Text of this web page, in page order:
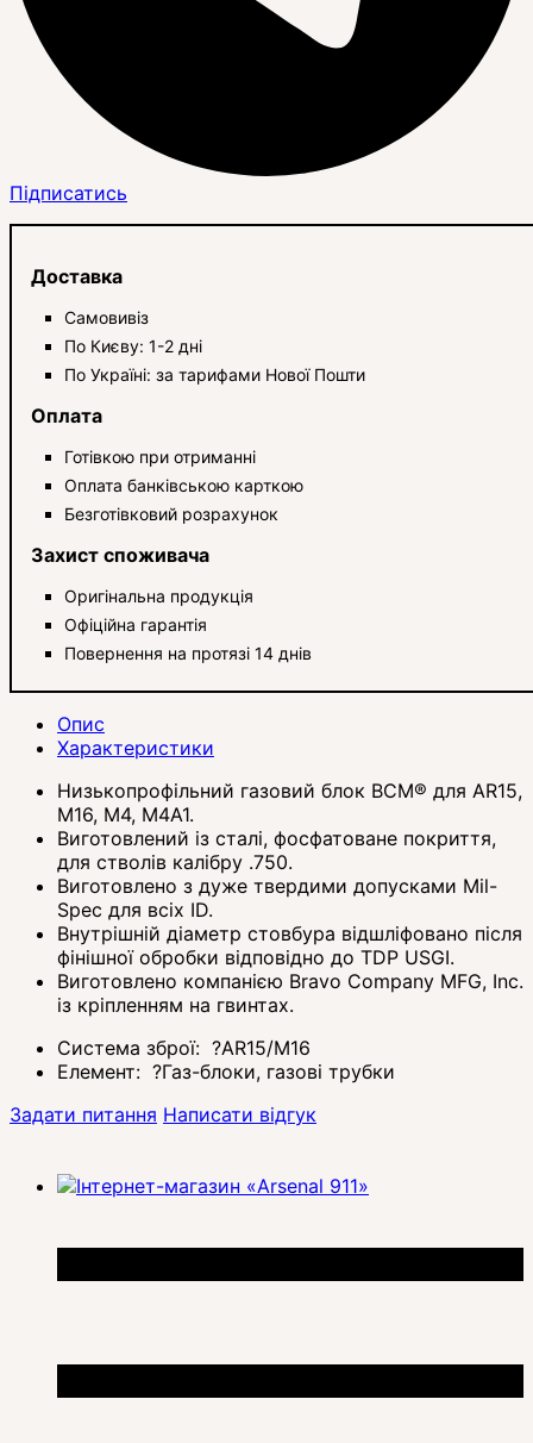
Підписатись
Доставка
Самовивіз
По Києву: 1-2 дні
По Україні: за тарифами Нової Пошти
Оплата
Готівкою при отриманні
Оплата банківською карткою
Безготівковий розрахунок
Захист споживача
Оригінальна продукція
Офіційна гарантія
Повернення на протязі 14 днів
Опис
Характеристики
Низькопрофільний газовий блок BCM® для AR15,
M16, M4, M4A1.
Виготовлений із сталі, фосфатоване покриття,
для стволів калібру .750.
Виготовлено з дуже твердими допусками Mil-
Spec для всіх ID.
Внутрішній діаметр стовбура відшліфовано після
фінішної обробки відповідно до TDP USGI.
Виготовлено компанією Bravo Company MFG, Inc.
із кріпленням на гвинтах.
Система зброї: ?AR15/M16
Елемент: ?Газ-блоки, газові трубки
Задати питання Написати відгук